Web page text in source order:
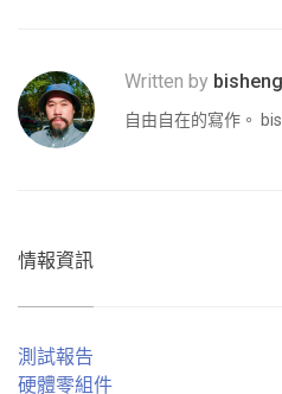
Written by bisheng
自由自在的寫作。
情報資訊
測試報告
硬體零組件